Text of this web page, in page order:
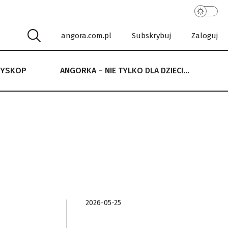
angora.com.pl Subskrybuj Zaloguj
ANGORKA – NIE TYLKO DLA DZIECI…
NIE TYLKO DLA DZIECI…
2026-05-25